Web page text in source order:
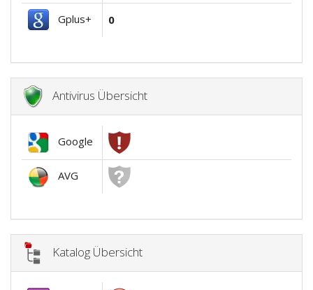
Gplus+ 0
Antivirus Übersicht
Google
AVG
Katalog Übersicht